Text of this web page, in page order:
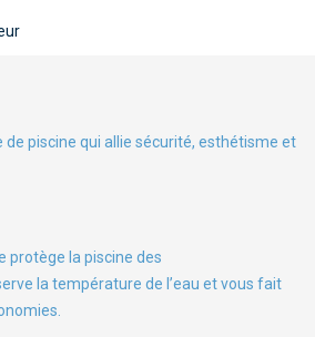
de piscine qui allie sécurité, esthétisme et
protège la piscine des
la température de l’eau et vous fait